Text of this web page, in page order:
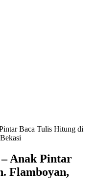
Baca Tulis Hitung di
Anak Pintar
Flamboyan,